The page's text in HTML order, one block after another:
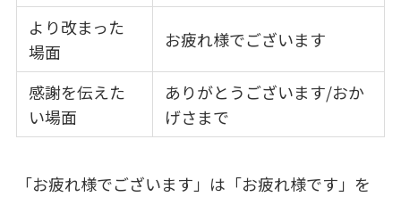
より改まった
場面
お疲れ様でございます
感謝を伝えた
い場面
ありがとうございます/おか
げさまで
「お疲れ様でございます」は「お疲れ様です」を